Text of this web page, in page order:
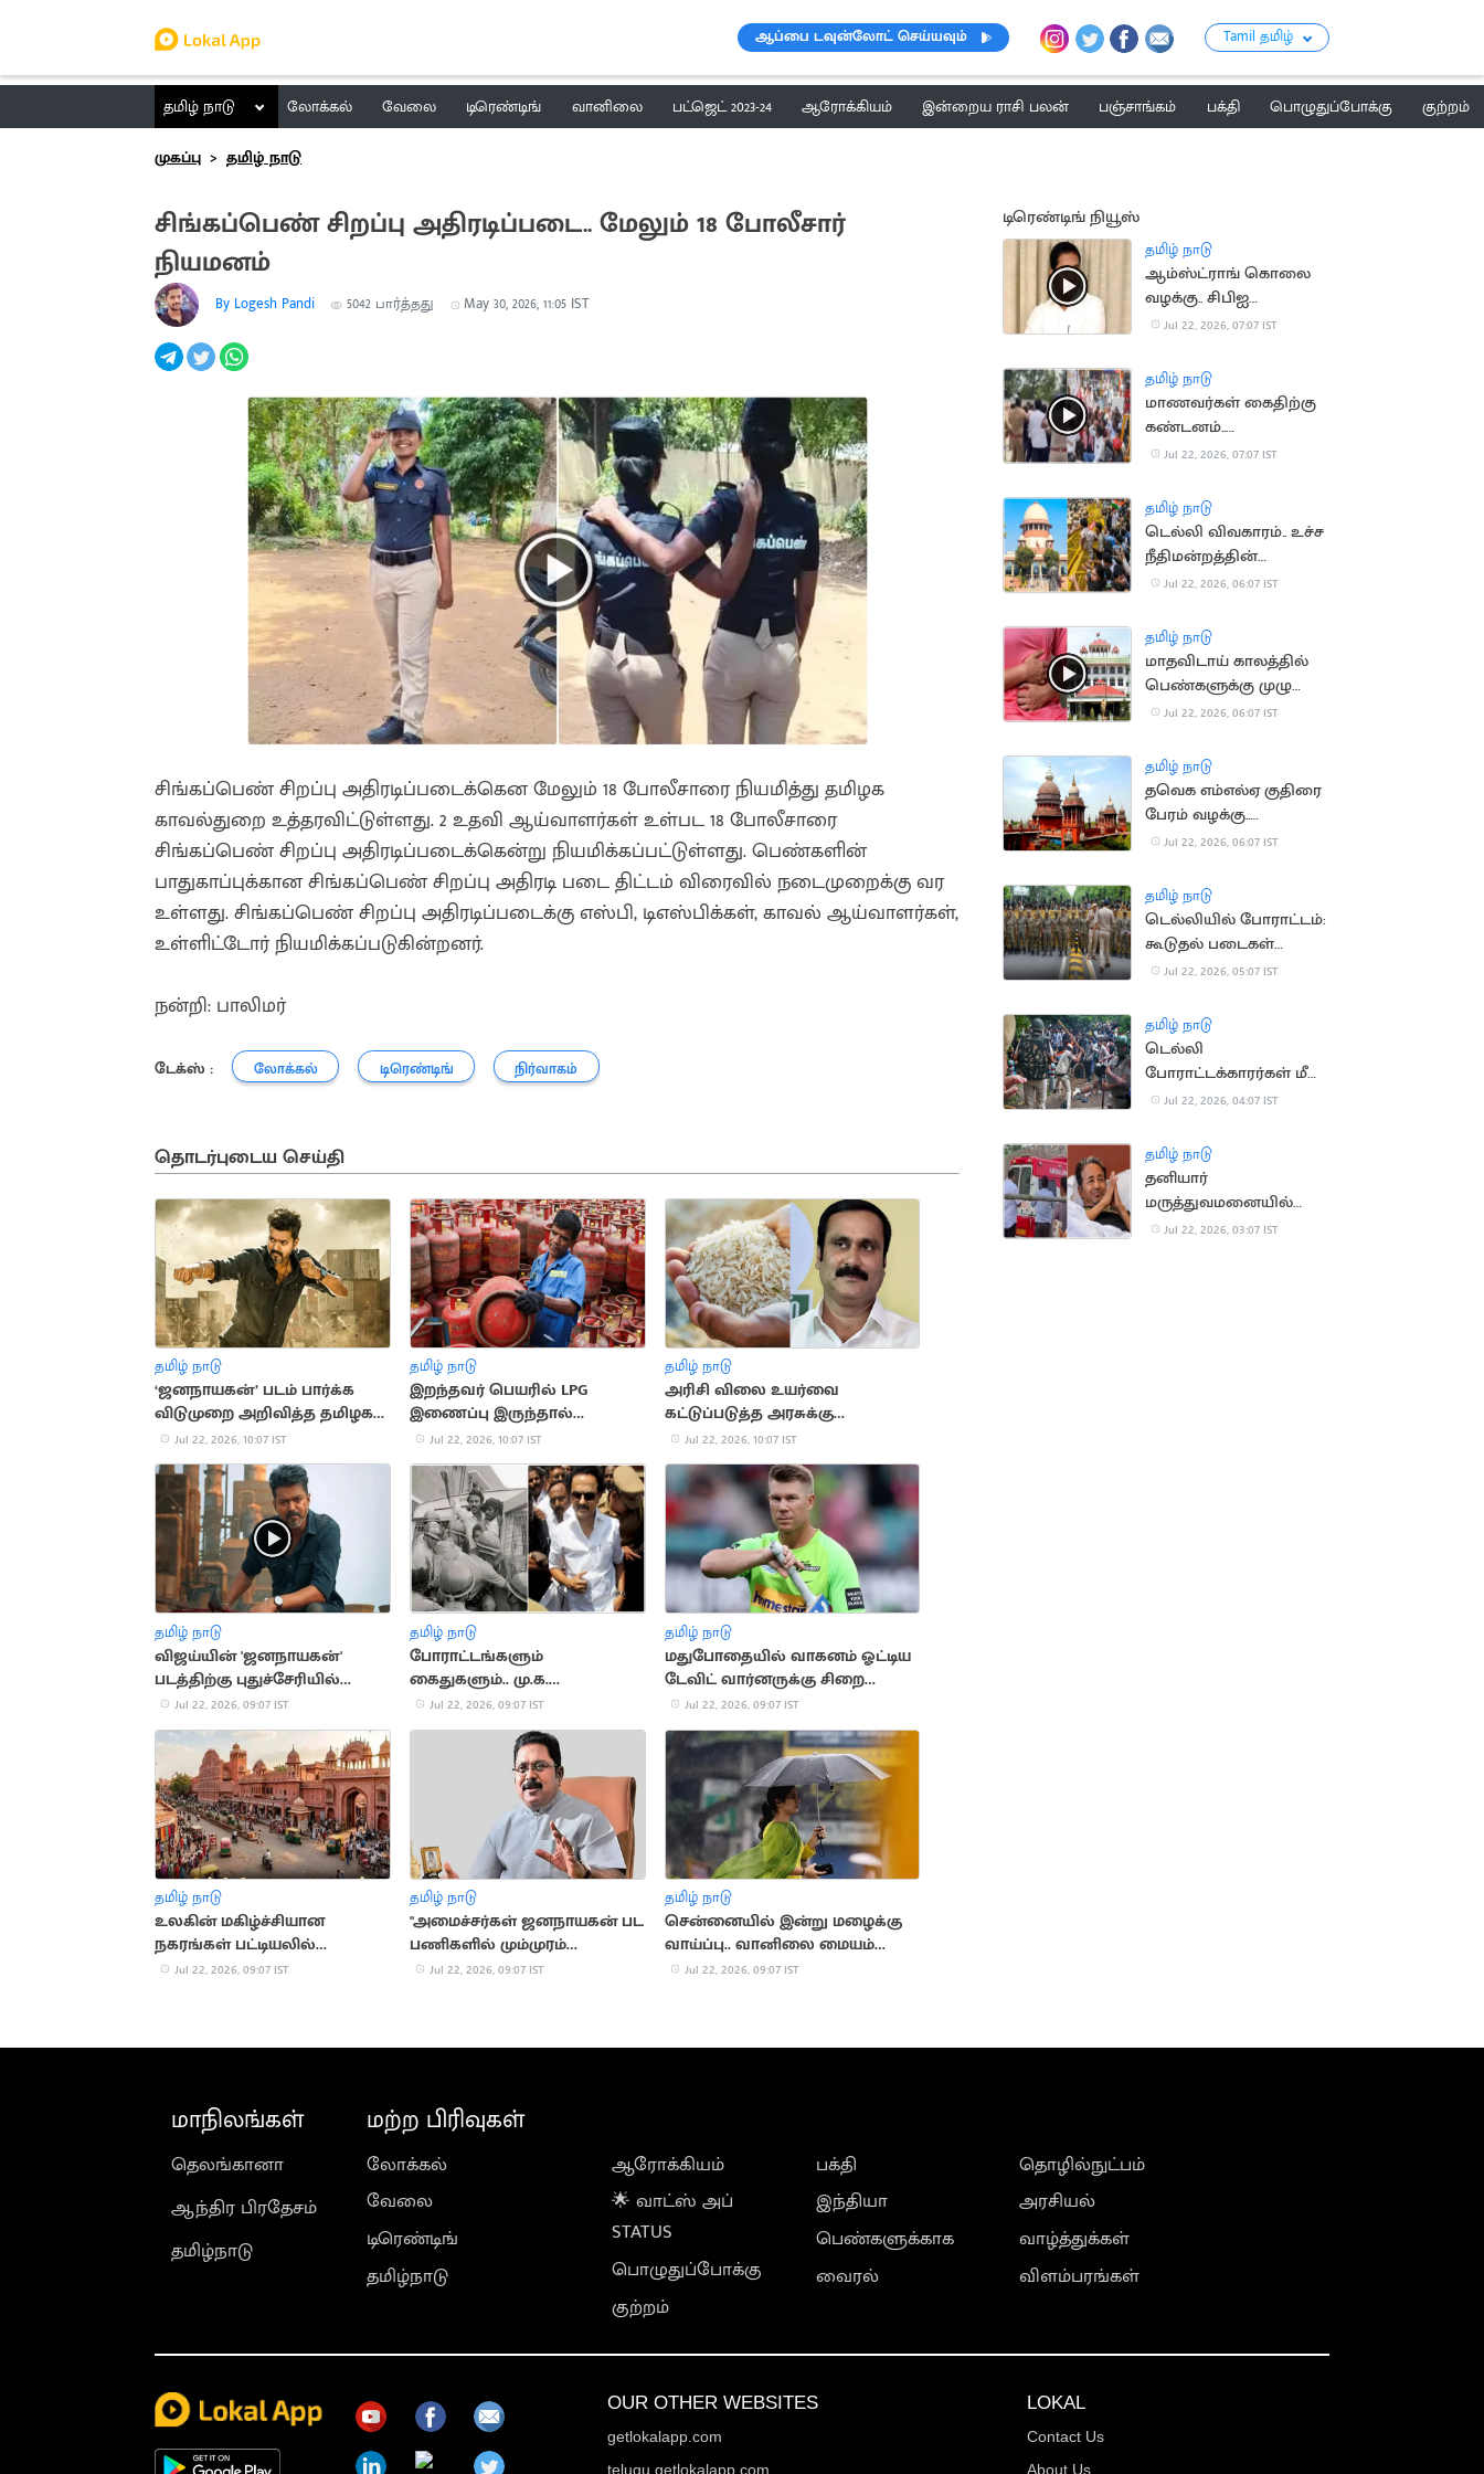
ஆப்பை டவுன்லோட் செய்யவும் Tamil தமிழ்
தமிழ் நாடு லோக்கல் வேலை டிரெண்டிங் வானிலை பட்ஜெட் 2023-24 ஆரோக்கியம் இன்றைய ராசி பலன் பஞ்சாங்கம் பக்தி பொழுதுப்போக்கு
குற்றம்
முகப்பு
தமிழ் நாடு
சிங்கப்பெண் சிறப்பு அதிரடிப்படை.. மேலும் 18 போலீசார்
நியமனம்
By Logesh Pandi 5042 பார்த்தது May 30, 2026, 11:05 IST
சிங்கப்பெண் சிறப்பு அதிரடிப்படைக்கென மேலும் 18 போலீசாரை நியமித்து தமிழக
காவல்துறை உத்தரவிட்டுள்ளது. 2 உதவி ஆய்வாளர்கள் உள்பட 18 போலீசாரை
சிங்கப்பெண் சிறப்பு அதிரடிப்படைக்கென்று நியமிக்கப்பட்டுள்ளது. பெண்களின்
பாதுகாப்புக்கான சிங்கப்பெண் சிறப்பு அதிரடி படை திட்டம் விரைவில் நடைமுறைக்கு வர
உள்ளது. சிங்கப்பெண் சிறப்பு அதிரடிப்படைக்கு எஸ்பி, டிஎஸ்பிக்கள், காவல் ஆய்வாளர்கள்,
உள்ளிட்டோர் நியமிக்கப்படுகின்றனர்.
நன்றி: பாலிமர்
டேக்ஸ் : லோக்கல் டிரெண்டிங் நிர்வாகம்
தொடர்புடைய செய்தி
தமிழ் நாடு
‘ஜனநாயகன்’ படம் பார்க்க
விடுமுறை அறிவித்த தமிழக
நிறுவனம்
Jul 22, 2026, 10:07 IST
தமிழ் நாடு
இறந்தவர் பெயரில் LPG
இணைப்பு இருந்தால்
சிலிண்டர் விநியோகம்
நிறுத்தம்
Jul 22, 2026, 10:07 IST
தமிழ் நாடு
அரிசி விலை உயர்வை
கட்டுப்படுத்த அரசுக்கு
அன்புமணி ராமதாஸ் கோரிக்கை
Jul 22, 2026, 10:07 IST
தமிழ் நாடு
விஜய்யின் 'ஜனநாயகன்'
படத்திற்கு புதுச்சேரியில்
சிறப்பு காட்சிக்கு அனுமதி
Jul 22, 2026, 09:07 IST
தமிழ் நாடு
போராட்டங்களும்
கைதுகளும்.. மு.க.
ஸ்டாலினின் அரசியல்
வரலாறு
Jul 22, 2026, 09:07 IST
தமிழ் நாடு
மதுபோதையில் வாகனம் ஓட்டிய
டேவிட் வார்னருக்கு சிறை
தண்டனை
Jul 22, 2026, 09:07 IST
தமிழ் நாடு
உலகின் மகிழ்ச்சியான
நகரங்கள் பட்டியலில்
ஜெய்ப்பூர் 6-வது இடம்
Jul 22, 2026, 09:07 IST
தமிழ் நாடு
"அமைச்சர்கள் ஜனநாயகன் பட
பணிகளில் மும்முரம்
காட்டுவது வெட்கக்கேடானது”..
Jul 22, 2026, 09:07 IST
தமிழ் நாடு
சென்னையில் இன்று மழைக்கு
வாய்ப்பு.. வானிலை மையம்
அப்டேட்
Jul 22, 2026, 09:07 IST
டிரெண்டிங் நியூஸ்
தமிழ் நாடு
ஆம்ஸ்ட்ராங் கொலை
வழக்கு.. சிபிஐ
விசாரணைக்கு
அனுமதி
Jul 22, 2026, 07:07 IST
தமிழ் நாடு
மாணவர்கள் கைதிற்கு
கண்டனம்..
திருவொற்றியூர் காவல்
Jul 22, 2026, 07:07 IST
தமிழ் நாடு
டெல்லி விவகாரம்.. உச்ச
நீதிமன்றத்தின்
கருத்தால் சர்ச்சை
Jul 22, 2026, 06:07 IST
தமிழ் நாடு
மாதவிடாய் காலத்தில்
பெண்களுக்கு முழு
ஊதியத்துடன் விடுப்பு..
Jul 22, 2026, 06:07 IST
தமிழ் நாடு
தவெக எம்எல்ஏ குதிரை
பேரம் வழக்கு..
காவல்துறைக்கு
Jul 22, 2026, 06:07 IST
தமிழ் நாடு
டெல்லியில் போராட்டம்:
கூடுதல் படைகள்
வரவழைப்பு
Jul 22, 2026, 05:07 IST
தமிழ் நாடு
டெல்லி
போராட்டக்காரர்கள் மீது
தாக்குதல் வழக்கு இன்று
Jul 22, 2026, 04:07 IST
தமிழ் நாடு
தனியார்
மருத்துவமனையில்
சோனம் வாங்சுக்
Jul 22, 2026, 03:07 IST
மாநிலங்கள்
தெலங்கானா
ஆந்திர பிரதேசம்
தமிழ்நாடு
மற்ற பிரிவுகள்
லோக்கல்
வேலை
டிரெண்டிங்
தமிழ்நாடு
ஆரோக்கியம்
🌟 வாட்ஸ் அப்
STATUS
பொழுதுப்போக்கு
குற்றம்
பக்தி
இந்தியா
பெண்களுக்காக
வைரல்
தொழில்நுட்பம்
அரசியல்
வாழ்த்துக்கள்
விளம்பரங்கள்
OUR OTHER WEBSITES
getlokalapp.com
telugu.getlokalapp.com
LOKAL
Contact Us
About Us